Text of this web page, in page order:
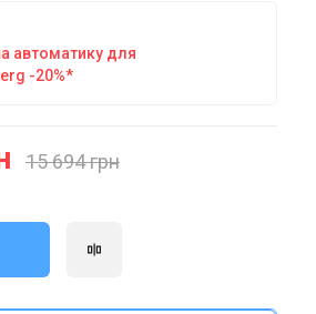
автоматику для
-20%*
15 694 грн